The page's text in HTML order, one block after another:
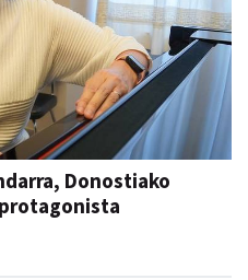
Donostiako